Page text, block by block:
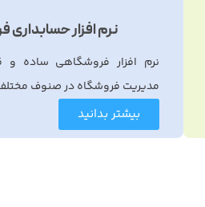
نرم افزار
نرم افزار فروشگاهی ساده و
مدیریت فروشگاه در صنوف
بیشتر بدانید